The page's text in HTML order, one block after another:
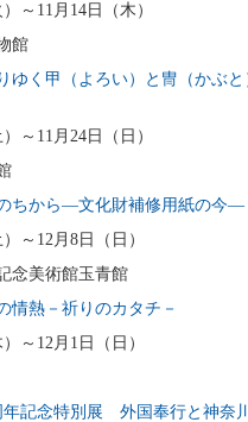
～11月14日（木）
館
く甲（よろい）と冑（かぶと
～11月24日（日）
ちから―文化財補修用紙の今―
～12月8日（日）
念美術館玉青館
熱－祈りのカタチ－
～12月1日（日）
年記念特別展 外国奉行と神奈